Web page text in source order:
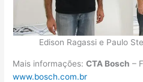
Edison Ragassi e Paulo
Mais informações:CTA Bosch –
www.bosch.com.br